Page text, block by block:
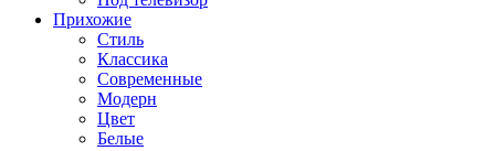
Прихожие
Стиль
Классика
Современные
Модерн
Цвет
Белые